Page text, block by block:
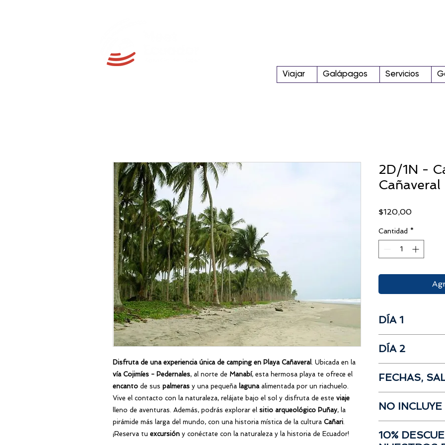
Viajar Galápagos Servicios
Disfruta de una experiencia única de camping en Playa Cañaveral. Ubicada en la
vía Cojimíes - Pedernales, al norte de Manabí, esta hermosa playa te ofrece el
encanto de sus palmeras y una pequeña lagunaalimentada por un riachuelo.
Vive el contacto con la naturaleza, relájate bajo el sol y disfruta de este viaje
lleno de aventuras. Además, podrás explorar el sitio arqueológico Puñay, la
pirámide más larga del mundo, con una historia mística de la cultura Cañari.
¡Reserva tu excursión y conéctate con la naturaleza y la historia de Ecuador!
2D/1N -
$120,00Precio
Cantidad *
DÍA 1
Recorrido hacia
Visita al
Montaje de
Tiempo libre de
Merienda Rústica
Noche de
DÍA 2
Desayuno
Almuerzo
Tiempo Libre en
Retorno a
FECHAS,
Salida
desde
Américas);
NO INCLUYE
Gastos no
10%